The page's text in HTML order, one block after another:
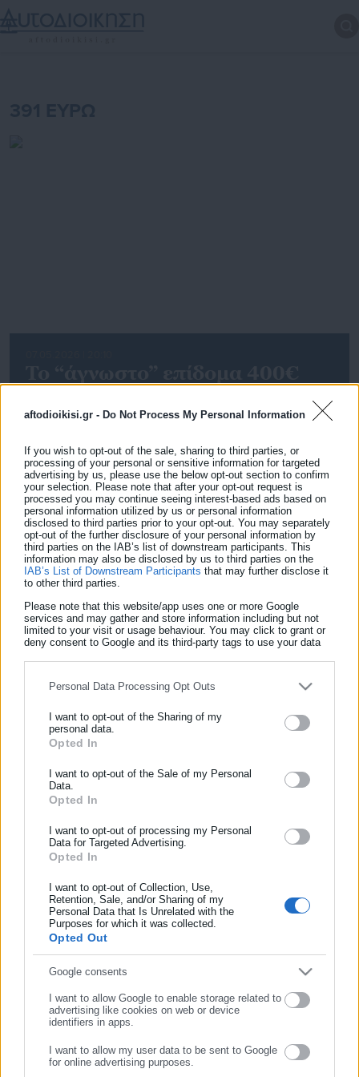
aftodioikisi.gr - Do Not Process My Personal Information
If you wish to opt-out of the sale, sharing to third parties, or
processing of your personal or sensitive information for targeted
advertising by us, please use the below opt-out section to confirm
your selection. Please note that after your opt-out request is
processed you may continue seeing interest-based ads based on
personal information utilized by us or personal information
disclosed to third parties prior to your opt-out. You may separately
opt-out of the further disclosure of your personal information by
third parties on the IAB’s list of downstream participants. This
information may also be disclosed by us to third parties on the
IAB’s List of Downstream Participants that may further disclose it
to other third parties.
Please note that this website/app uses one or more Google
services and may gather and store information including but not
limited to your visit or usage behaviour. You may click to grant or
deny consent to Google and its third-party tags to use your data
Personal Data Processing Opt Outs
I want to opt-out of the Sharing of my
personal data.
Opted In
I want to opt-out of the Sale of my Personal
Data.
Opted In
I want to opt-out of processing my Personal
Data for Targeted Advertising.
Opted In
I want to opt-out of Collection, Use,
Retention, Sale, and/or Sharing of my
Personal Data that Is Unrelated with the
Purposes for which it was collected.
Opted Out
Google consents
I want to allow Google to enable storage related to
advertising like cookies on web or device
identifiers in apps.
I want to allow my user data to be sent to Google
for online advertising purposes.
28.06.2019 | 17:08
Με μισθό 391,32 ευρώ περίπου τρεις στους δέκα
εργαζόμενοι
(δικαιούχοι)
συγκεκριμένες ομάδες ανθρώπων και έχει ύψος κοντά
στα 400 ευρώ. Δεν το γνωρίζουν πολλοί. Μάλιστα
πρόσφατα, έχει διευρυνθεί και το θεσμικό πλαίσιο
χορήγησής του Συγκεκριμένα, η ΚΥΑ 6133/2025 (ΦΕΚ Β’
2086/2025) ορίζει, σε αντίθεση με το παρελθόν, πως
πλέον δεν υφίστανται ηλικιακά κριτήρια, με μόνη
προϋπόθεση ο […]
Τελευταία νέα
Όλα τα νέα
ΕΓΓΡΑΦΗ NEWSLETTER
Ενημερωθείτε πρώτοι για ειδήσεις και θέματα από το χώρο της
Αυτοδιοίκησης, της δημόσιας διοίκησης, της εργασίας, της
ασφάλισης αλλά και γενικότερης επικαιρότητας από την Ελλάδα
και όλο τον κόσμο!
Συμπλήρωσε όνομα
Συμπλήρωσε επώνυμο
Συμπλήρωσε email
ΣΥΝΕΧΙΣΤΕ ΣΤΟ WEBSITE
Διαύγεια